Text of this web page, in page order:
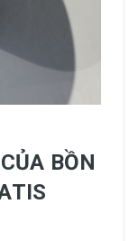
BỒN